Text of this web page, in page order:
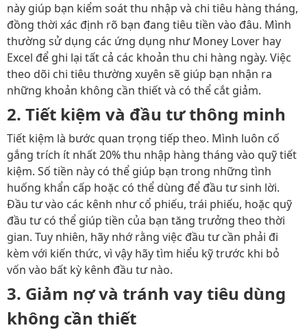
này giúp bạn kiểm soát thu nhập và chi tiêu hàng tháng,
đồng thời xác định rõ bạn đang tiêu tiền vào đâu. Mình
thường sử dụng các ứng dụng như Money Lover hay
Excel để ghi lại tất cả các khoản thu chi hàng ngày. Việc
theo dõi chi tiêu thường xuyên sẽ giúp bạn nhận ra
những khoản không cần thiết và có thể cắt giảm.
2. Tiết kiệm và đầu tư thông minh
Tiết kiệm là bước quan trọng tiếp theo. Mình luôn cố
gắng trích ít nhất 20% thu nhập hàng tháng vào quỹ tiết
kiệm. Số tiền này có thể giúp bạn trong những tình
huống khẩn cấp hoặc có thể dùng để đầu tư sinh lời.
Đầu tư vào các kênh như cổ phiếu, trái phiếu, hoặc quỹ
đầu tư có thể giúp tiền của bạn tăng trưởng theo thời
gian. Tuy nhiên, hãy nhớ rằng việc đầu tư cần phải đi
kèm với kiến thức, vì vậy hãy tìm hiểu kỹ trước khi bỏ
vốn vào bất kỳ kênh đầu tư nào.
3. Giảm nợ và tránh vay tiêu dùng
không cần thiết